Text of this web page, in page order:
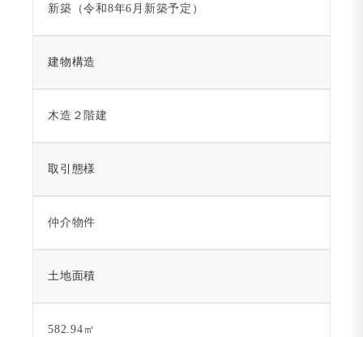
新築（令和8年6月新築予定）
建物構造
木造２階建
取引態様
仲介物件
土地面積
582.94㎡